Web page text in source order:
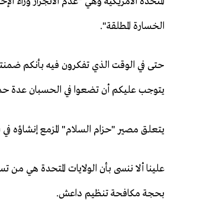
الخسارة المطلقة".
حتى في الوقت الذي تفكرون فيه بأنكم
يتوجب عليكم أن تضعوا في الحسبان عدة
يتعلق مصير "حزام السلام" المزمع إنشاؤه
علينا ألا ننسى بأن الولايات المتحدة هي من
بحجة مكافحة تنظيم داعش.